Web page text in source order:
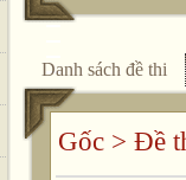
Danh sách đề thi
Gốc > Đề